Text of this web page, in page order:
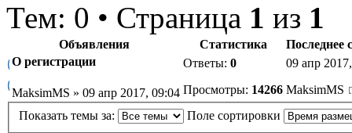
Тем: 0 • Страница 1 из 1
Объявления Статистика
Последнее
О регистрации
MaksimMS » 09 апр 2017, 09:04
Ответы: 0
Просмотры: 14266
09 апр
MaksimMS
Показать темы за:
Поле сортировки